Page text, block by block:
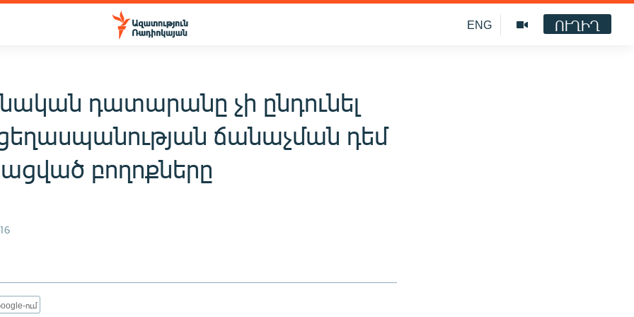
ENG ՈՒՂԻՂ
դատարանը չի ընդունել
ճանաչման դեմ
բողոքները
ում